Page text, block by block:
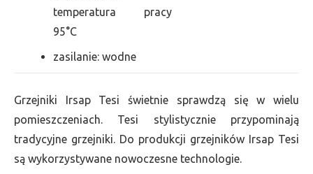
temperatura pracy
95°C
zasilanie: wodne
Grzejniki Irsap Tesi świetnie sprawdzą się w wielu
pomieszczeniach. Tesi stylistycznie przypominają
tradycyjne grzejniki. Do produkcji grzejników Irsap Tesi
są wykorzystywane nowoczesne technologie.